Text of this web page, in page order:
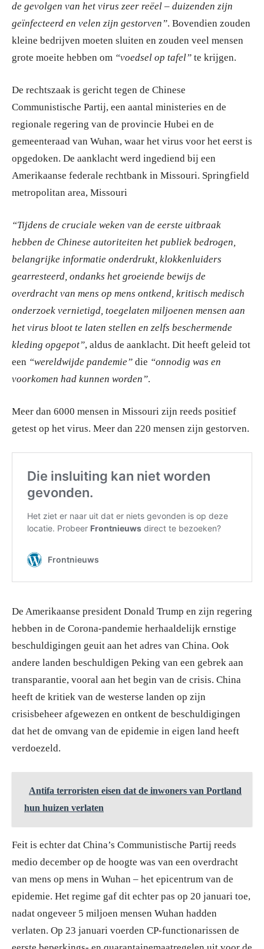
de gevolgen van het virus zeer reëel – duizenden zijn
geïnfecteerd en velen zijn gestorven”. Bovendien zouden
kleine bedrijven moeten sluiten en zouden veel mensen
grote moeite hebben om “voedsel op tafel” te krijgen.
De rechtszaak is gericht tegen de Chinese
Communistische Partij, een aantal ministeries en de
regionale regering van de provincie Hubei en de
gemeenteraad van Wuhan, waar het virus voor het eerst is
opgedoken. De aanklacht werd ingediend bij een
Amerikaanse federale rechtbank in Missouri. Springfield
metropolitan area, Missouri
“Tijdens de cruciale weken van de eerste uitbraak
hebben de Chinese autoriteiten het publiek bedrogen,
belangrijke informatie onderdrukt, klokkenluiders
gearresteerd, ondanks het groeiende bewijs de
overdracht van mens op mens ontkend, kritisch medisch
onderzoek vernietigd, toegelaten miljoenen mensen aan
het virus bloot te laten stellen en zelfs beschermende
kleding opgepot”, aldus de aanklacht. Dit heeft geleid tot
een “wereldwijde pandemie” die “onnodig was en
voorkomen had kunnen worden”.
Meer dan 6000 mensen in Missouri zijn reeds positief
getest op het virus. Meer dan 220 mensen zijn gestorven.
De Amerikaanse president Donald Trump en zijn regering
hebben in de Corona-pandemie herhaaldelijk ernstige
beschuldigingen geuit aan het adres van China. Ook
andere landen beschuldigen Peking van een gebrek aan
transparantie, vooral aan het begin van de crisis. China
heeft de kritiek van de westerse landen op zijn
crisisbeheer afgewezen en ontkent de beschuldigingen
dat het de omvang van de epidemie in eigen land heeft
verdoezeld.
Antifa terroristen eisen dat de inwoners van Portland
hun huizen verlaten
Feit is echter dat China’s Communistische Partij reeds
medio december op de hoogte was van een overdracht
van mens op mens in Wuhan – het epicentrum van de
epidemie. Het regime gaf dit echter pas op 20 januari toe,
nadat ongeveer 5 miljoen mensen Wuhan hadden
verlaten. Op 23 januari voerden CP-functionarissen de